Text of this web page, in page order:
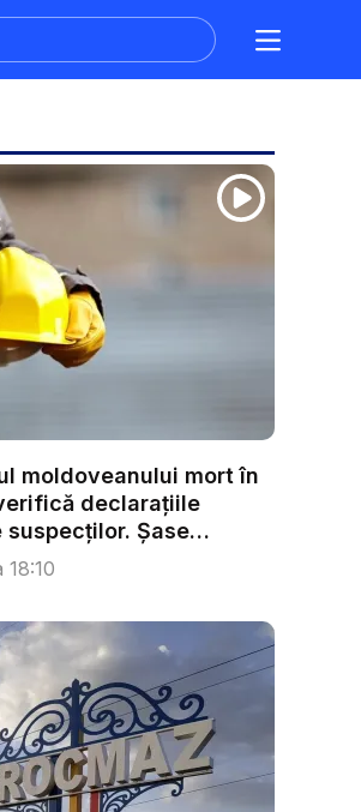
moldoveanului mort în
declarațiile
Șase